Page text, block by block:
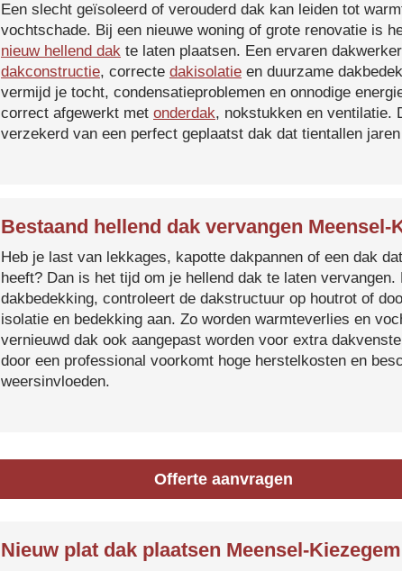
Een slecht geïsoleerd of verouderd dak kan leiden tot
vochtschade. Bij een nieuwe woning of grote renovatie is
nieuw hellend dak te laten plaatsen. Een ervaren
dakconstructie, correcte dakisolatie en duurzame
vermijd je tocht, condensatieproblemen en onnodige
correct afgewerkt met onderdak, nokstukken en ventilatie.
verzekerd van een perfect geplaatst dak dat tientallen
Bestaand hellend dak vervangen Meensel-
Heb je last van lekkages, kapotte dakpannen of een dak
heeft? Dan is het tijd om je hellend dak te laten
dakbedekking, controleert de dakstructuur op houtrot of
isolatie en bedekking aan. Zo worden warmteverlies en
vernieuwd dak ook aangepast worden voor extra
door een professional voorkomt hoge herstelkosten en
weersinvloeden.
Offerte aanvragen
Nieuw plat dak plaatsen Meensel-Kiezegem